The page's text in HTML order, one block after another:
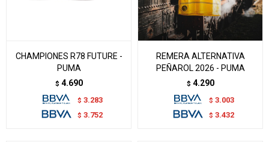
CHAMPIONES R78 FUTURE -
PUMA
$ 4.690
$ 3.283
$ 3.752
REMERA ALTERNATIVA
PEÑAROL 2026 - PUMA
$ 4.290
$ 3.003
$ 3.432